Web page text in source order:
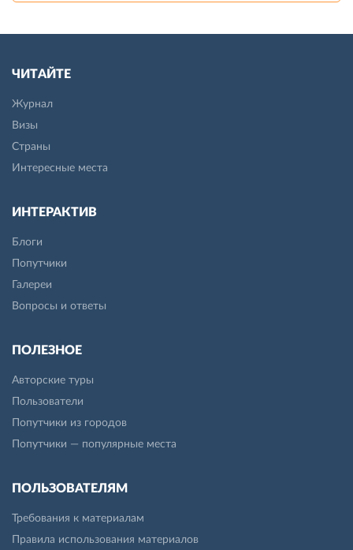
ЧИТАЙТЕ
Журнал
Визы
Страны
Интересные места
ИНТЕРАКТИВ
Блоги
Попутчики
Галереи
Вопросы и ответы
ПОЛЕЗНОЕ
Авторские туры
Пользователи
Попутчики из городов
Попутчики — популярные места
ПОЛЬЗОВАТЕЛЯМ
Требования к материалам
Правила использования материалов